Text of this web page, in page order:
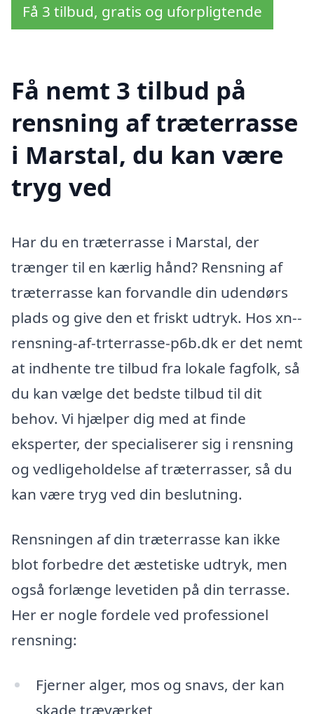
Få 3 tilbud, gratis og uforpligtende
Få nemt 3 tilbud på
rensning af træterrasse
i Marstal, du kan være
tryg ved
Har du en træterrasse i Marstal, der
trænger til en kærlig hånd? Rensning af
træterrasse kan forvandle din udendørs
plads og give den et friskt udtryk. Hos xn--
rensning-af-trterrasse-p6b.dk er det nemt
at indhente tre tilbud fra lokale fagfolk, så
du kan vælge det bedste tilbud til dit
behov. Vi hjælper dig med at finde
eksperter, der specialiserer sig i rensning
og vedligeholdelse af træterrasser, så du
kan være tryg ved din beslutning.
Rensningen af din træterrasse kan ikke
blot forbedre det æstetiske udtryk, men
også forlænge levetiden på din terrasse.
Her er nogle fordele ved professionel
rensning:
Fjerner alger, mos og snavs, der kan
skade træværket